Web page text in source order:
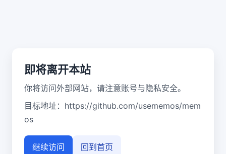
即将离开本站
你将访问外部网站，请注意账号与隐私安全。
目标地址： https://github.com/usememos/mem
os
继续访问 回到首页